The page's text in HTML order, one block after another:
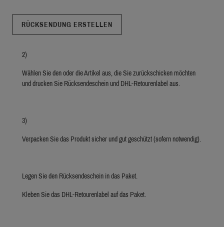
RÜCKSENDUNG ERSTELLEN
2)
Wählen Sie den oder die Artikel aus, die Sie zurückschicken möchten
und drucken Sie Rücksendeschein und DHL-Retourenlabel aus.
3)
Verpacken Sie das Produkt sicher und gut geschützt (sofern notwendig).
Legen Sie den Rücksendeschein in das Paket.
Kleben Sie das DHL-Retourenlabel auf das Paket.